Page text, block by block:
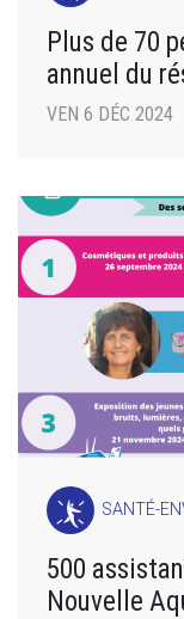
Plus de 70
annuel du
VEN 6 DÉC 2024
SANTÉ-
500
Nouvelle